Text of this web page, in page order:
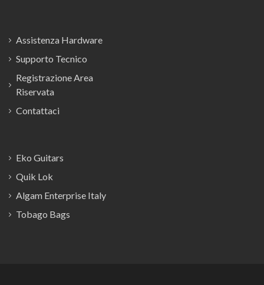
Assistenza Hardware
Supporto Tecnico
Registrazione Area
Riservata
Contattaci
Eko Guitars
Quik Lok
Algam Enterprise Italy
Tobago Bags